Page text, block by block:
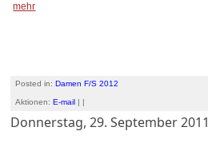
mehr
Posted in:Damen F/S 2012
Aktionen:E-mail | |
Donnerstag, 29. September 2011